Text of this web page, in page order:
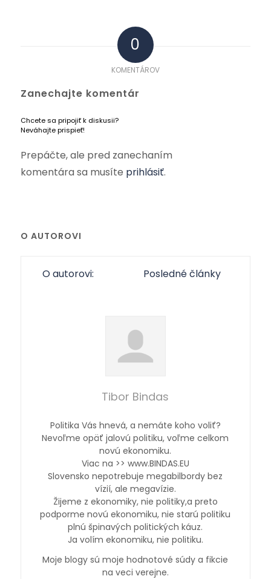
0
KOMENTÁROV
Zanechajte komentár
Chcete sa pripojiť k diskusii?
Neváhajte prispieť!
Prepáčte, ale pred zanechaním
komentára sa musíte prihlásiť.
O AUTOROVI
O autorovi: Posledné články
Tibor Bindas
Politika Vás hnevá, a nemáte koho voliť?
Nevoľme opäť jalovú politiku, voľme celkom
novú ekonomiku.
Viac na >> www.BINDAS.EU
Slovensko nepotrebuje megabilbordy bez
vízií, ale megavízie.
Žijeme z ekonomiky, nie politiky,a preto
podporme novú ekonomiku, nie starú politiku
plnú špinavých politických káuz.
Ja volím ekonomiku, nie politiku.
Moje blogy sú moje hodnotové súdy a fikcie
na veci verejne.